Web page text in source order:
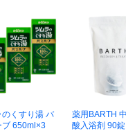
のくすり湯 バ
ブ 650ml×3
薬用BARTH
酸入浴剤 90錠